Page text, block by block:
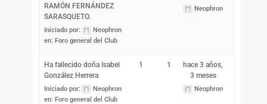
RAMÓN FERNÁNDEZ
SARASQUETO.
Iniciado por:
Neophron
en: Foro general del Club
Neophron
Ha fallecido doña Isabel
González Herrera
Iniciado por:
Neophron
en: Foro general del Club
1 1
hace 3 años,
3 meses
Neophron